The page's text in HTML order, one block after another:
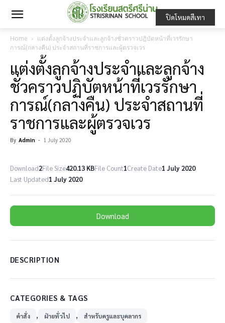
Home
แต่งตั้งลูกจ้างประจำและลูกจ้างชั่วคราวปฏิบัตหน้าที่เวรรักษา
การณ์(กลางคืน) ประจำสถานที่ราชการและผู้ตรวจเวร
แต่งตั้งลูกจ้างประจำและลูกจ้าง
ชั่วคราวปฏิบัตหน้าที่เวรรักษา
การณ์(กลางคืน) ประจำสถานที่
ราชการและผู้ตรวจเวร
By Admin - 1 July 2020
Download2File Size420.13 KBFile Count1Create Date1 July 2020
Last Updated1 July 2020
Download
DESCRIPTION
CATEGORIES & TAGS
คำสั่ง , ฝ่ายทั่วไป , สำหรับครูและบุคลากร
ปิดโหมดสีเทา